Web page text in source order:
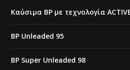
Καύσιμα BP με τεχνολογία
BP Unleaded 95
BP Super Unleaded 98